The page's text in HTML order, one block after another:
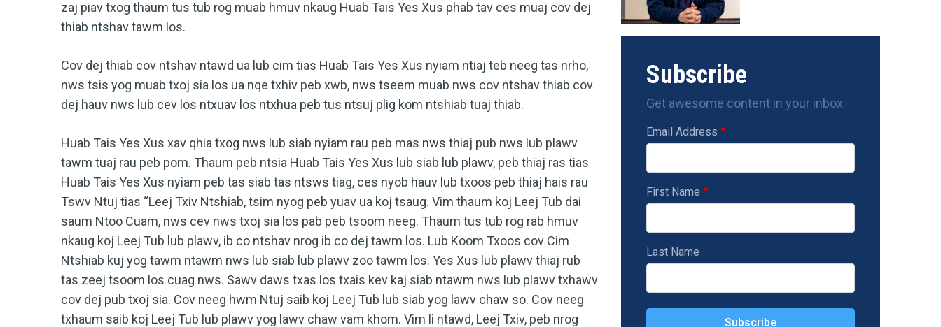
zaj piav txog thaum tus tub rog muab hmuv nkaug Huab Tais Yes Xus phab tav ces muaj cov dej
thiab ntshav tawm los.
Cov dej thiab cov ntshav ntawd ua lub cim tias Huab Tais Yes Xus nyiam ntiaj teb neeg tas nrho,
nws tsis yog muab txoj sia los ua nqe txhiv peb xwb, nws tseem muab nws cov ntshav thiab cov
dej hauv nws lub cev los ntxuav los ntxhua peb tus ntsuj plig kom ntshiab tuaj thiab.
Huab Tais Yes Xus xav qhia txog nws lub siab nyiam rau peb mas nws thiaj pub nws lub plawv
tawm tuaj rau peb pom. Thaum peb ntsia Huab Tais Yes Xus lub siab lub plawv, peb thiaj ras tias
Huab Tais Yes Xus nyiam peb tas siab tas ntsws tiag, ces nyob hauv lub txoos peb thiaj hais rau
Tswv Ntuj tias “Leej Txiv Ntshiab, tsim nyog peb yuav ua koj tsaug. Vim thaum koj Leej Tub dai
saum Ntoo Cuam, nws cev nws txoj sia los pab peb tsoom neeg. Thaum tus tub rog rab hmuv
nkaug koj Leej Tub lub plawv, ib co ntshav nrog ib co dej tawm los. Lub Koom Txoos cov Cim
Ntshiab kuj yog tawm ntawm nws lub siab lub plawv zoo tawm los. Yes Xus lub plawv thiaj rub
tas zeej tsoom los cuag nws. Sawv daws txas los txais kev kaj siab ntawm nws lub plawv txhawv
cov dej pub txoj sia. Cov neeg hwm Ntuj saib koj Leej Tub lub siab yog lawv chaw so. Cov neeg
txhaum saib koj Leej Tub lub plawv yog lawv chaw vam khom. Vim li ntawd, Leej Txiv, peb nrog
Subscribe
Get awesome content in your inbox.
Email Address
First Name
Last Name